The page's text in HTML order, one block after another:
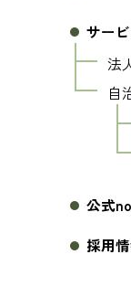
サー
法
自
公式
採用